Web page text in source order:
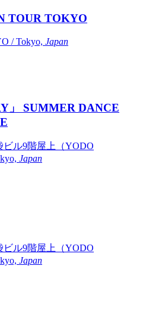
TOUR TOKYO
/ Tokyo, Japan
」 SUMMER DANCE
ビル9階屋上（YODO
Japan
ビル9階屋上（YODO
Japan